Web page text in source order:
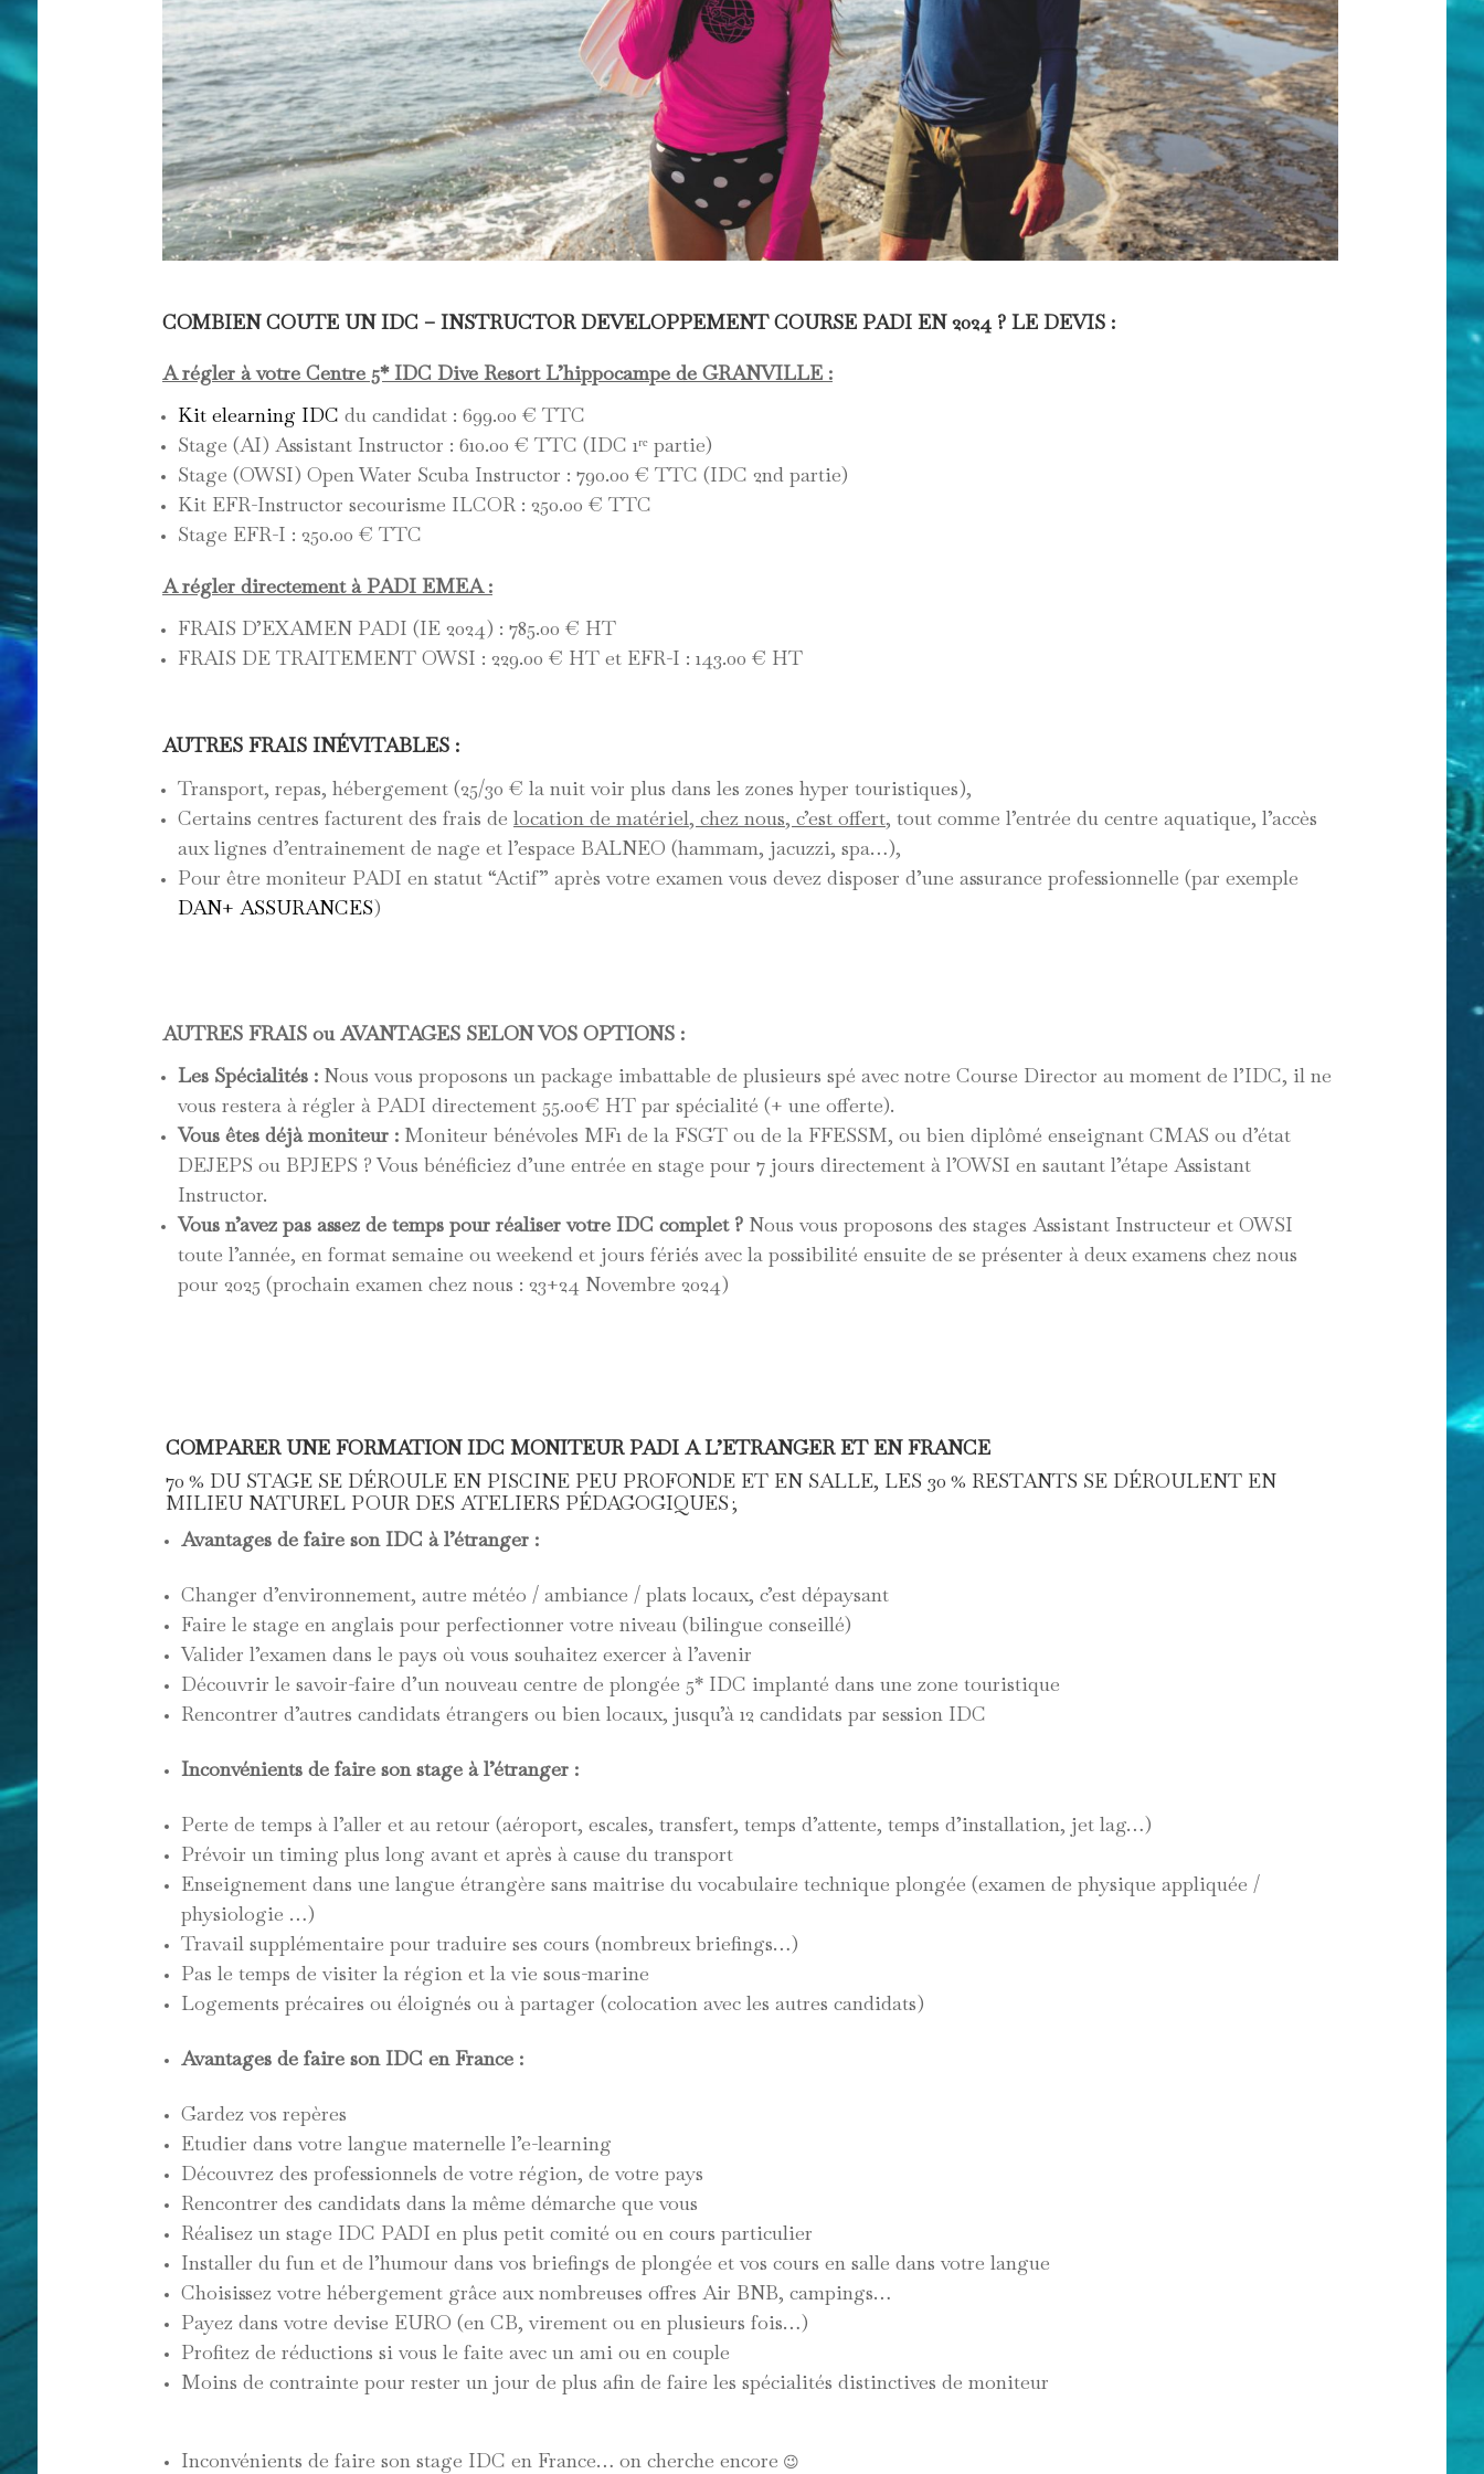
COMBIEN COUTE UN IDC – INSTRUCTOR DEVELOPPEMENT COURSE PADI EN 2024 ? LE DEVIS :
A régler à votre Centre 5* IDC Dive Resort L’hippocampe de GRANVILLE :
Kit elearning IDC du candidat : 699.00 € TTC
Stage (AI) Assistant Instructor : 610.00 € TTC (IDC 1ʳᵉ partie)
Stage (OWSI) Open Water Scuba Instructor : 790.00 € TTC (IDC 2nd partie)
Kit EFR-Instructor secourisme ILCOR : 250.00 € TTC
Stage EFR-I : 250.00 € TTC
A régler directement à PADI EMEA :
FRAIS D’EXAMEN PADI (IE 2024) : 785.00 € HT
FRAIS DE TRAITEMENT OWSI : 229.00 € HT et EFR-I : 143.00 € HT
AUTRES FRAIS INÉVITABLES :
Transport, repas, hébergement (25/30 € la nuit voir plus dans les zones hyper touristiques),
Certains centres facturent des frais de location de matériel, chez nous, c’est offert, tout comme l’entrée du centre aquatique, l’accès
aux lignes d’entrainement de nage et l’espace BALNEO (hammam, jacuzzi, spa…),
Pour être moniteur PADI en statut “Actif” après votre examen vous devez disposer d’une assurance professionnelle (par exemple
DAN+ ASSURANCES)
AUTRES FRAIS ou AVANTAGES SELON VOS OPTIONS :
Les Spécialités :Nous vous proposons un package imbattable de plusieurs spé avec notre Course Director au moment de l’IDC, il ne
vous restera à régler à PADI directement 55.00€ HT par spécialité (+ une offerte).
Vous êtes déjà moniteur : Moniteur bénévoles MF1 de la FSGT ou de la FFESSM, ou bien diplômé enseignant CMAS ou d’état
DEJEPS ou BPJEPS ? Vous bénéficiez d’une entrée en stage pour 7 jours directement à l’OWSI en sautant l’étape Assistant
Instructor.
Vous n’avez pas assez de temps pour réaliser votre IDC complet ?Nous vous proposons des stages Assistant Instructeur et OWSI
toute l’année, en format semaine ou weekend et jours fériés avec la possibilité ensuite de se présenter à deux examens chez nous
pour 2025 (prochain examen chez nous : 23+24 Novembre 2024)
COMPARER UNE FORMATION IDC MONITEUR PADI A L’ETRANGER ET EN FRANCE
70 % DU STAGE SE DÉROULE EN PISCINE PEU PROFONDE ET EN SALLE, LES 30 % RESTANTS SE DÉROULENT EN
MILIEU NATUREL POUR DES ATELIERS PÉDAGOGIQUES ;
Avantages de faire son IDC à l’étranger :
Changer d’environnement, autre météo / ambiance / plats locaux, c’est dépaysant
Faire le stage en anglais pour perfectionner votre niveau (bilingue conseillé)
Valider l’examen dans le pays où vous souhaitez exercer à l’avenir
Découvrir le savoir-faire d’un nouveau centre de plongée 5* IDC implanté dans une zone touristique
Rencontrer d’autres candidats étrangers ou bien locaux, jusqu’à 12 candidats par session IDC
Inconvénients de faire son stage à l’étranger :
Perte de temps à l’aller et au retour (aéroport, escales, transfert, temps d’attente, temps d’installation, jet lag…)
Prévoir un timing plus long avant et après à cause du transport
Enseignement dans une langue étrangère sans maitrise du vocabulaire technique plongée (examen de physique appliquée /
physiologie …)
Travail supplémentaire pour traduire ses cours (nombreux briefings…)
Pas le temps de visiter la région et la vie sous-marine
Logements précaires ou éloignés ou à partager (colocation avec les autres candidats)
Avantages de faire son IDC en France :
Gardez vos repères
Etudier dans votre langue maternelle l’e-learning
Découvrez des professionnels de votre région, de votre pays
Rencontrer des candidats dans la même démarche que vous
Réalisez un stage IDC PADI en plus petit comité ou en cours particulier
Installer du fun et de l’humour dans vos briefings de plongée et vos cours en salle dans votre langue
Choisissez votre hébergement grâce aux nombreuses offres Air BNB, campings…
Payez dans votre devise EURO (en CB, virement ou en plusieurs fois…)
Profitez de réductions si vous le faite avec un ami ou en couple
Moins de contrainte pour rester un jour de plus afin de faire les spécialités distinctives de moniteur
Inconvénients de faire son stage IDC en France… on cherche encore 😉